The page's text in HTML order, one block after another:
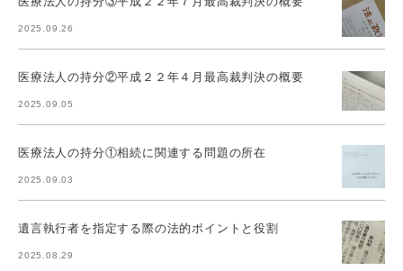
2025.09.26
医療法人の持分②平成２２年４月最高裁判決の概要
2025.09.05
医療法人の持分①相続に関連する問題の所在
2025.09.03
遺言執行者を指定する際の法的ポイントと役割
2025.08.29